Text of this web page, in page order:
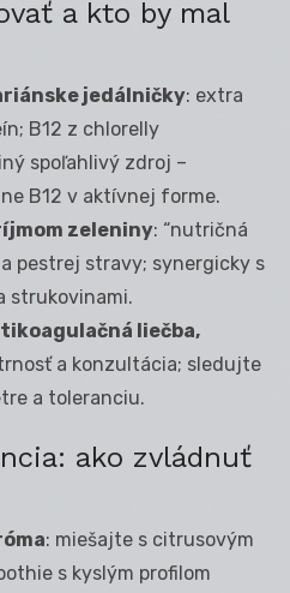
a kto by mal
jedálničky: extra
B12 z chlorelly
spoľahlivý zdroj –
B12 v aktívnej forme.
zeleniny: “nutričná
pestrej stravy; synergicky s
strukovinami.
liečba,
a konzultácia; sledujte
a toleranciu.
ako zvládnuť
: miešajte s citrusovým
s kyslým profilom